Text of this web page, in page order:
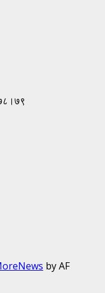
by AF